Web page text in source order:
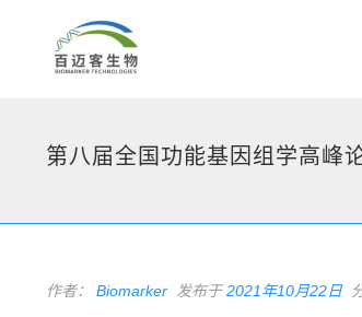
第八届全国功能基因组学高峰
作者： Biomarker 发布于2021年10月22日